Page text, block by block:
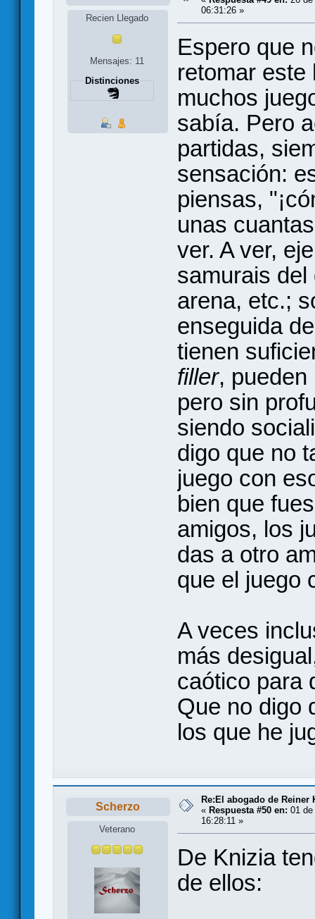
Recien Llegado
Mensajes: 11
Distinciones
06:31:26 »
Espero que
retomar este
muchos
sabía. Pero
partidas,
sensación:
piensas,
unas
ver. A ver,
samurais
arena, etc.;
enseguida
tienen
filler, pueden
pero sin
siendo
digo que no
juego con
bien que
amigos, los
das a otro
que el juego
A veces
más
caótico para
Que no digo
los que he
Scherzo
Veterano
Re:El abogado de Reiner
« Respuesta #50 en: 01
16:28:11 »
De Knizia
de ellos: